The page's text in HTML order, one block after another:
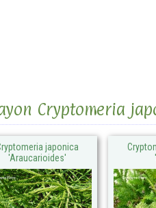
Cryptomeria
japonica
'Araucarioides'